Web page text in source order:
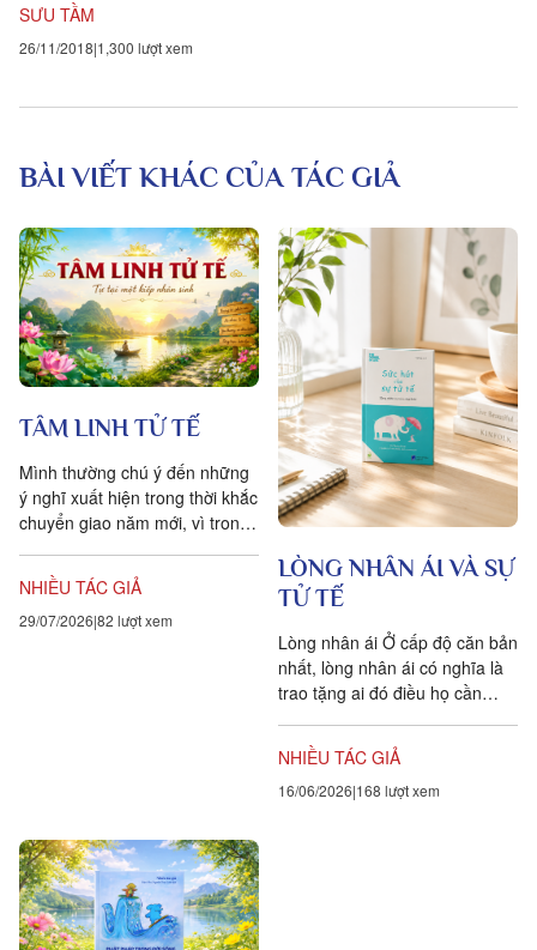
SƯU TẦM
26/11/2018 1,300 lượt xem
BÀI VIẾT KHÁC CỦA TÁC GIẢ
TÂM LINH TỬ TẾ
Mình thường chú ý đến những
ý nghĩ xuất hiện trong thời khắc
chuyển giao năm mới, vì trong
những dự cảm,...
NHIỀU TÁC GIẢ
29/07/2026 82 lượt xem
LÒNG NHÂN ÁI VÀ SỰ
TỬ TẾ
Lòng nhân ái Ở cấp độ căn bản
nhất, lòng nhân ái có nghĩa là
trao tặng ai đó điều họ cần
được. Thông...
NHIỀU TÁC GIẢ
16/06/2026 168 lượt xem